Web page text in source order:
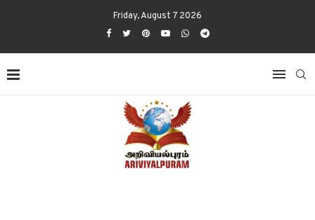
Friday, August 7 2026